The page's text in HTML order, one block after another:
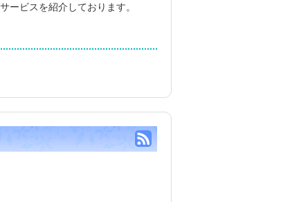
ービスを紹介しております。